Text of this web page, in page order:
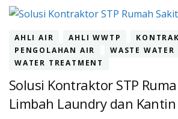
AHLI AIR AHLI WWTP
PENGOLAHAN AIR
WASTE WATER
WATER TREATMENT
Solusi Kontraktor STP
Limbah Laundry dan Kantin